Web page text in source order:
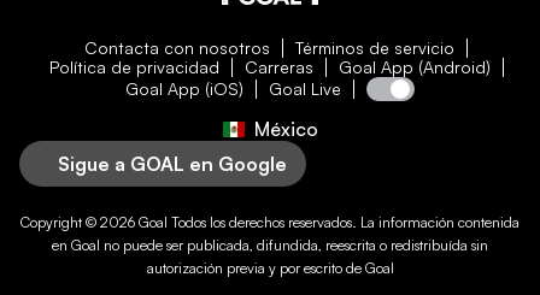
Contacta con nosotros
Términos de servicio
Política de privacidad
Carreras
Goal App (Android)
Goal App (iOS)
Goal Live
México
Sigue a GOAL en Google
Copyright © 2026 Goal Todos los derechos reservados. La información contenida
en Goal no puede ser publicada, difundida, reescrita o redistribuída sin
autorización previa y por escrito de Goal